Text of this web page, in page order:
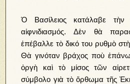
Ὁ Βασίλειος κατάλαβε τὴν
αἰφνιδιασμός. Δὲν θὰ
ἐπέβαλλε τὸ δικό του ρυθμὸ
Θὰ γινόταν βράχος ποὺ
ὀργὴ καὶ τὸ μίσος τῶν
σύμβολο γιὰ τὸ ὄρθωμα τῆς